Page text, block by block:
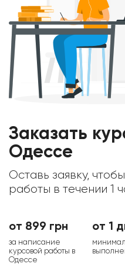
Заказать
Одессе
Оставь заявку,
работы в течении 1
от 899 грн
за написание
курсовой работы в
Одессе
от 1